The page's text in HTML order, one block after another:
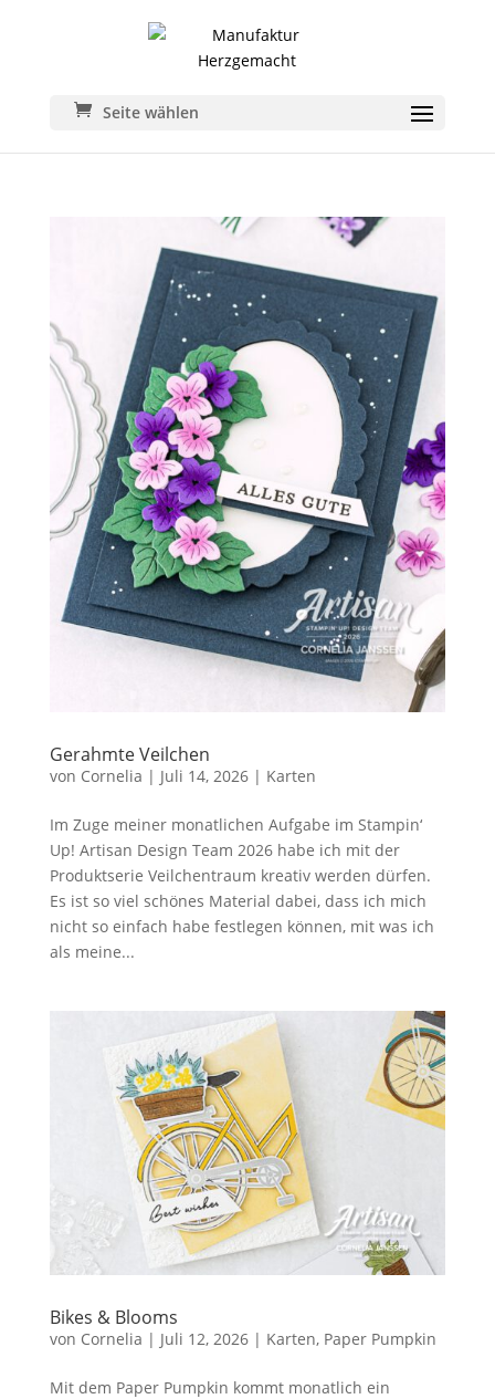
Seite wählen
Gerahmte Veilchen
von Cornelia | Juli 14, 2026| Karten
Im Zuge meiner monatlichen Aufgabe im Stampin‘
Up! Artisan Design Team 2026 habe ich mit der
Produktserie Veilchentraum kreativ werden dürfen.
Es ist so viel schönes Material dabei, dass ich mich
nicht so einfach habe festlegen können, mit was ich
als meine...
Bikes & Blooms
von Cornelia | Juli 12, 2026| Karten, Paper Pumpkin
Mit dem Paper Pumpkin kommt monatlich ein